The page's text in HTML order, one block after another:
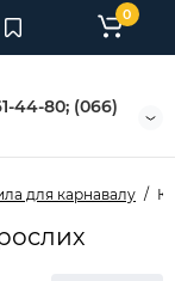
44-80; (066)
0
для карнавалу